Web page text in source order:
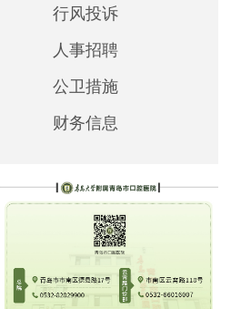
行风投诉
人事招聘
公卫措施
财务信息